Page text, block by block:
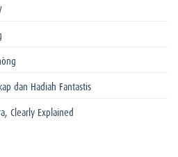
dan Hadiah Fantastis
Clearly Explained